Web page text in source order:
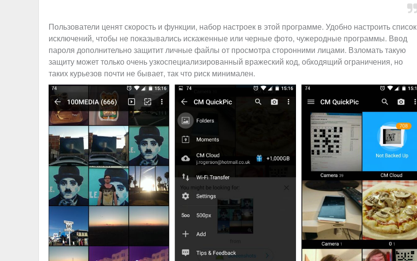
Пользователи ценят скорость и функции, набор настроек в этой программе. Удобно настроить список
исключений, чтобы не показывались искаженные или черные фото, чужеродные программы. Ввод
пароля дополнительно защитит личные файлы от просмотра сторонними лицами. Взломать такую
защиту может только очень узкоспециализированный вражеский код, обходящий ограничения, но
таких курьезов почти не бывает, так что риск минимален.